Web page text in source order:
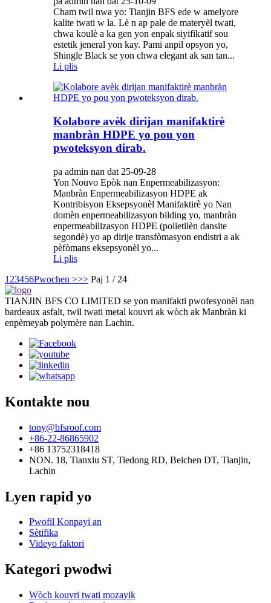
Cham twil nwa yo: Tianjin BFS ede w amelyore
kalite twati w la. Lè n ap pale de materyèl twati,
chwa koulè a ​​ka gen yon enpak siyifikatif sou
estetik jeneral yon kay. Pami anpil opsyon yo,
Shingle Black se yon chwa elegant ak san tan...
Li plis
Kolabore avèk dirijan manifaktirè
manbràn HDPE yo pou yon
pwoteksyon dirab.
pa admin nan dat 25-09-28
Yon Nouvo Epòk nan Enpermeabilizasyon:
Manbràn Enpermeabilizasyon HDPE ak
Kontribisyon Eksepsyonèl Manifaktirè yo Nan
domèn enpermeabilizasyon bilding yo, manbràn
enpermeabilizasyon HDPE (polietilèn dansite
segondè) yo ap dirije transfòmasyon endistri a ak
pèfòmans eksepsyonèl yo...
Li plis
1 23456Pwochen >>> Paj 1 / 24
TIANJIN BFS CO LIMITED se yon manifakti pwofesyonèl nan
bardeaux asfalt, twil twati metal kouvri ak wòch ak Manbràn ki
enpèmeyab polymère nan Lachin.
Kontakte nou
tony@bfsroof.com
+86-22-86865902
+86 13752318418
NON. 18, Tianxiu ST, Tiedong RD, Beichen DT, Tianjin,
Lachin
Lyen rapid yo
Pwofil Konpayi an
Sètifika
Videyo faktori
Kategori pwodwi
Wòch kouvri twati mozayik